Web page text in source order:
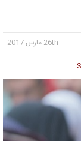
26th مارس 2017